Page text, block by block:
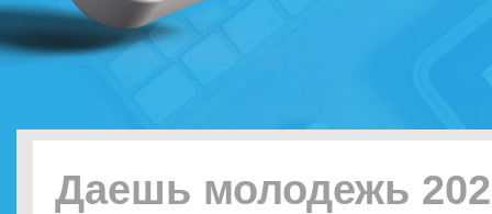
Даешь молодежь